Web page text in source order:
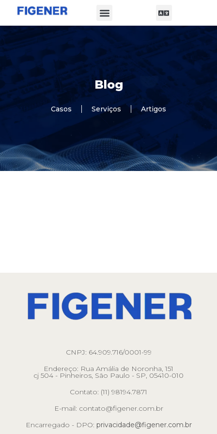
Blog
Casos Serviços Artigos
CNPJ: 64.909.716/0001-99
Endereço: Rua Amália de Noronha, 151
cj 504 - Pinheiros, São Paulo - SP, 05410-010
Contato: (11) 98194.7871
E-mail: contato@figener.com.br
Encarregado - DPO: privacidade@figener.com.br